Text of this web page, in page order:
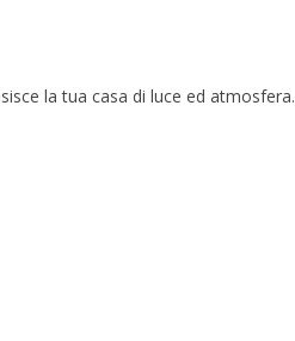
latua casa di luce ed atmosfera.